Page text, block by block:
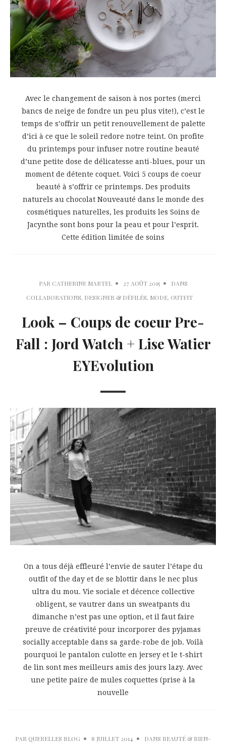
Avec le changement de saison à nos portes (merci
bancs de neige de fondre un peu plus vite!), c’est le
temps de s’offrir un petit renouvellement de palette
d’ici à ce que le soleil redore notre teint. On profite
du printemps pour infuser notre routine beauté
d’une petite dose de délicatesse anti-blues, pour un
moment de détente coquet. Voici 5 coups de coeur
beauté à s’offrir ce printemps. Des produits
naturels au chocolat Nouveauté dans le monde des
cosmétiques naturelles, les produits les Soins de
Jacynthe sont bons pour la peau et pour l’esprit.
Cette édition limitée de soins
PAR CATHERINE MARTEL 27 AOÛT 2015
DANS
COLLABORATIONS, DESIGNER & DÉFILÉS, MODE, OUTFIT
Look – Coups de coeur Pre-
Fall : Jord Watch + Lise Watier
EYEvolution
On a tous déjà effleuré l’envie de sauter l’étape du
outfit of the day et de se blottir dans le nec plus
ultra du mou. Vie sociale et décence collective
obligent, se vautrer dans un sweatpants du
dimanche n’est pas une option, et il faut faire
preuve de créativité pour incorporer des pyjamas
socially acceptable dans sa garde-robe de job. Voilà
pourquoi le pantalon culotte en jersey et le t-shirt
de lin sont mes meilleurs amis des jours lazy. Avec
une petite paire de mules coquettes (prise à la
nouvelle
PAR QUERELLES BLOG 8 JUILLET 2014 DANS BEAUTÉ & BIEN-